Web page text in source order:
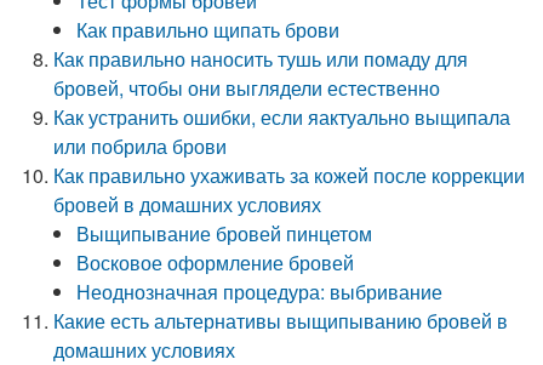
Как правильно щипать брови
Как правильно наносить тушь или помаду для
бровей, чтобы они выглядели естественно
Как устранить ошибки, если яактуально выщипала
или побрила брови
Как правильно ухаживать за кожей после коррекции
бровей в домашних условиях
Выщипывание бровей пинцетом
Восковое оформление бровей
Неоднозначная процедура: выбривание
Какие есть альтернативы выщипыванию бровей в
домашних условиях